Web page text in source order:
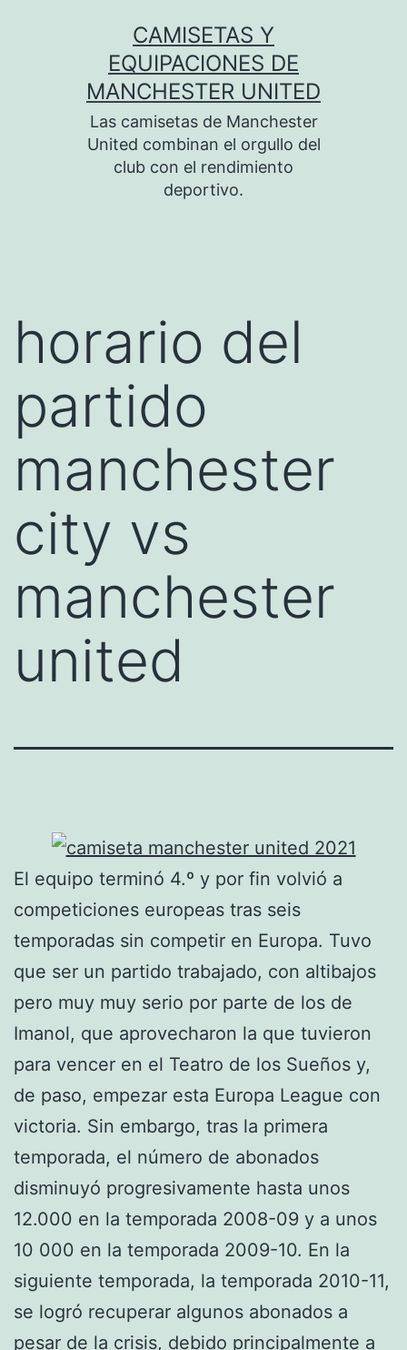
CAMISETAS Y
EQUIPACIONES DE
MANCHESTER UNITED
Las camisetas de Manchester
United combinan el orgullo del
club con el rendimiento
deportivo.
horario del
partido
manchester
city vs
manchester
united
El equipo terminó 4.º y por fin volvió a
competiciones europeas tras seis
temporadas sin competir en Europa. Tuvo
que ser un partido trabajado, con altibajos
pero muy muy serio por parte de los de
Imanol, que aprovecharon la que tuvieron
para vencer en el Teatro de los Sueños y,
de paso, empezar esta Europa League con
victoria. Sin embargo, tras la primera
temporada, el número de abonados
disminuyó progresivamente hasta unos
12.000 en la temporada 2008-09 y a unos
10 000 en la temporada 2009-10. En la
siguiente temporada, la temporada 2010-11,
se logró recuperar algunos abonados a
pesar de la crisis, debido principalmente a